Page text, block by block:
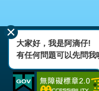
大家好，我是阿滴仔!
有任何問題可以先問我